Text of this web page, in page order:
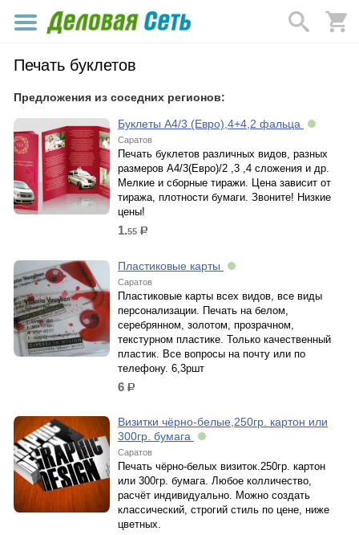
Печать буклетов
Предложения из соседних регионов:
Буклеты А4/3 (Евро),4+4,2 фальца
Саратов
Печать буклетов различных видов, разных
размеров А4/3(Евро)/2 ,3 ,4 сложения и др.
Мелкие и сборные тиражи. Цена зависит от
тиража, плотности бумаги. Звоните! Низкие
цены!
1.55 р.
Пластиковые карты
Саратов
Пластиковые карты всех видов, все виды
персонализации. Печать на белом,
серебрянном, золотом, прозрачном,
текстурном пластике. Только качественный
пластик. Все вопросы на почту или по
телефону. 6,3ршт
6 р.
Визитки чёрно-белые,250гр. картон или
300гр. бумага
Саратов
Печать чёрно-белых визиток.250гр. картон
или 300гр. бумага. Любое колличество,
расчёт индивидуально. Можно создать
классический, строгий стиль по цене, ниже
цветных.